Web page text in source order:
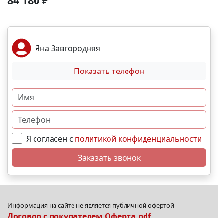
подземный паркинг. Локация и инфраструктура:
2 мин На машине: ✈ Аэропорт – 2 часа. 🏖 Море и
пляж – 10 мин. 🏙 Центр города – 30 мин. 🌁
Крымский мост – 4:30 мин. Выгодные условия
покупки: • Беспроцентная рассрочка от
застройщика; • Семейная, военная,IT- ипотека; •
Материнский капитал; • Дистанционная покупка. 📞
Свяжитесь с нами прямо сейчас и мы подберем
лучший вариант именно для Вас. N11470
Яна Завгородняя
Показать телефон
Я согласен с политикой конфиденциальности
Заказать звонок
Информация на сайте не является публичной офертой